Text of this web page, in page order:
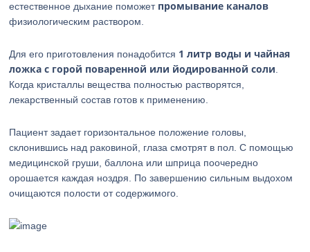
естественное дыхание поможет промывание каналов
физиологическим раствором.
Для его приготовления понадобится 1 литр воды и чайная
ложка с горой поваренной или йодированной соли
Когда кристаллы вещества полностью растворятся,
лекарственный состав готов к применению.
Пациент задает горизонтальное положение головы,
склонившись над раковиной, глаза смотрят в пол. С помощью
медицинской груши, баллона или шприца поочередно
орошается каждая ноздря. По завершению сильным выдохом
очищаются полости от содержимого.